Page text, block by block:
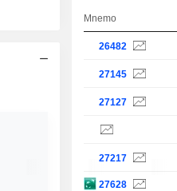
Mnemo
26482
27145
27127
27217
27628